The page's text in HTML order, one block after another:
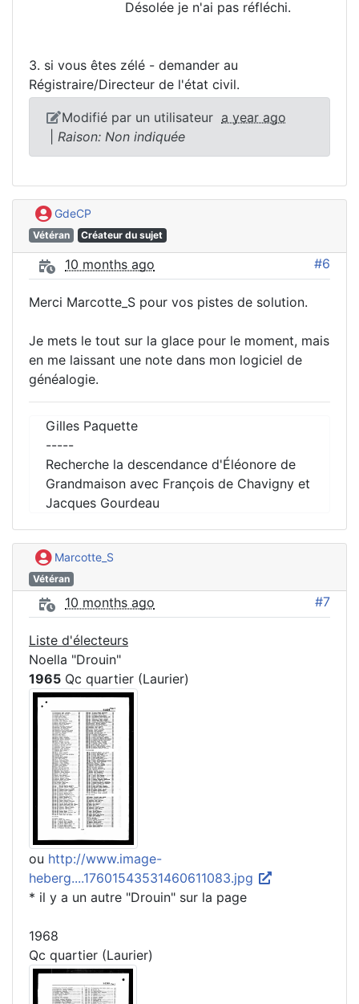
Désolée je n'ai pas réfléchi.
3. si vous êtes zélé - demander au
Régistraire/Directeur de l'état civil.
Modifié par un utilisateur a year ago
Raison: Non indiquée
GdeCP
Vétéran Créateur du sujet
10 months ago #6
Merci Marcotte_S pour vos pistes de solution.
Je mets le tout sur la glace pour le moment, mais
en me laissant une note dans mon logiciel de
généalogie.
Gilles Paquette
-----
Recherche la descendance d'Éléonore de
Grandmaison avec François de Chavigny et
Jacques Gourdeau
Marcotte_S
Vétéran
10 months ago #7
Liste d'électeurs
Noella "Drouin"
1965 Qc quartier (Laurier)
ou http://www.image-
heberg....17601543531460611083.jpg
* il y a un autre "Drouin" sur la page
1968
Qc quartier (Laurier)